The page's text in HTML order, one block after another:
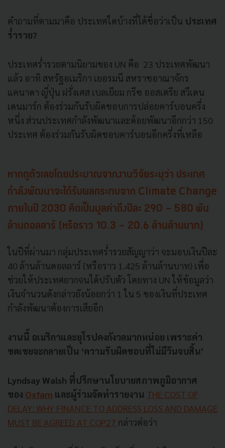
คำถามที่ตามมาคือ ประเทศใดบ้างที่ได้ชื่อว่าเป็น ประเทศ
ร่ำรวย?
ประเทศร่ำรวยตามนิยามของ UN คือ 23 ประเทศพัฒนา
แล้ว อาทิ สหรัฐอเมริกา เยอรมนี สหราชอาณาจักร
แคนาดา ญี่ปุ่น ฝรั่งเศส เบลเยียม กรีซ ออสเตรีย สวีเดน
เดนมาร์ก ต้องร่วมกันรับผิดชอบการปล่อยคาร์บอนครึ่ง
หนึ่ง ส่วนประเทศกำลังพัฒนาและด้อยพัฒนาอีกกว่า 150
ประเทศ ต้องร่วมกันรับผิดชอบคาร์บอนอีกครึ่งที่เหลือ
หากดูตัวเลขโดยประมาณจากงานวิจัยระบุว่า ประเทศ
กำลังพัฒนาจะได้รับผลกระทบจาก Climate Change
ภายในปี 2030 คิดเป็นมูลค่าถึงปีละ 290 - 580 พัน
ล้านดอลลาร์ (หรือราว 10.3 - 20.6 ล้านล้านบาท)
ในปีที่ผ่านมา กลุ่มประเทศร่ำรวยสัญญาว่า จะมอบเงินปีละ
40 ล้านล้านดอลลาร์ (หรือราว 1.425 ล้านล้านบาท) เพื่อ
ช่วยให้ประเทศยากจนได้ปรับตัว โดยทาง UN ให้ข้อมูลว่า
เงินจำนวนดังกล่าวยังน้อยกว่า 1 ใน 5 ของเงินที่ประเทศ
กำลังพัฒนาต้องการเสียอีก
งานนี้ อเมริกาและยุโรปคงกังวลมากหน่อย เพราะค่า
ชดเชยจะกลายเป็น ‘ความรับผิดชอบที่ไม่มีวันจบสิ้น’
Lyndsay Walsh ที่ปรึกษานโยบายสภาพภูมิอากาศ
ของ Oxfam และผู้ร่วมจัดทำรายงาน THE COST OF
DELAY: WHY FINANCE TO ADDRESS LOSS AND DAMAGE
MUST BE AGREED AT COP27 กล่าวต่อว่า